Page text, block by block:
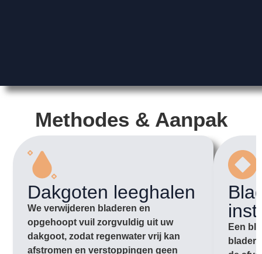
Methodes & Aanpak
Dakgoten leeghalen
We verwijderen bladeren en
opgehoopt vuil zorgvuldig uit uw
dakgoot, zodat regenwater vrij kan
afstromen en verstoppingen geen
Een